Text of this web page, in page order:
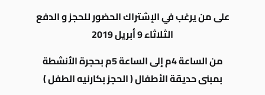
على من يرغب في الإشتراك الحضور للحجز و الدفع
الثلاثاء 9 أبريل 2019
من الساعة 4م إلى الساعة 5م بحجرة الأنشطة
بمبنى حديقة الأطفال ( الحجز بكارنيه الطفل )